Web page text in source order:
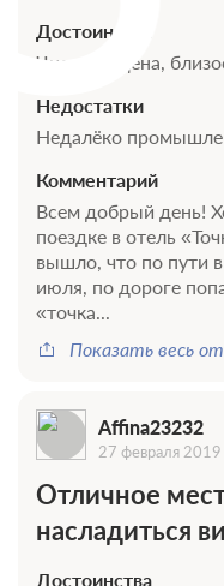
Достоинства
Чистота, цена,
Недостатки
Недалёко
Комментарий
Всем добрый день!
поездке в отель
вышло, что по пути
июля, по дороге
«точка...
Показать весь
Affina23232
27 февраля 2019
Отличное
насладиться
Достоинства